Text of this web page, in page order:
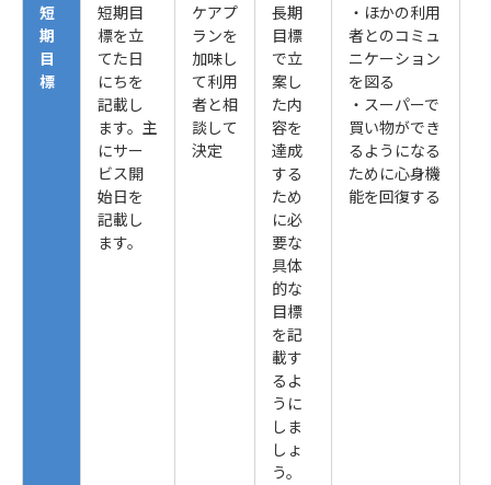
短
期
目
標
短期目
標を立
てた日
にちを
記載し
ます。主
にサー
ビス開
始日を
記載し
ます。
ケアプ
ランを
加味し
て利用
者と相
談して
決定
長期
目標
で立
案し
た内
容を
達成
する
ため
に必
要な
具体
的な
目標
を記
載す
るよ
うに
しま
しょ
う。
・ほかの利用
者とのコミュ
ニケーション
を図る
・スーパーで
買い物ができ
るようになる
ために心身機
能を回復する